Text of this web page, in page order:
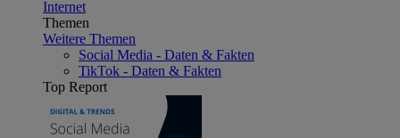
Internet
Themen
Weitere Themen
Social Media - Daten & Fakten
TikTok - Daten & Fakten
Top Report